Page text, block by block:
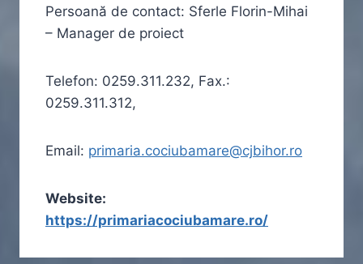
Persoană de contact: Sferle Florin-Mihai
– Manager de proiect
Telefon: 0259.311.232, Fax.:
0259.311.312,
Email: primaria.cociubamare@cjbihor.ro
Website:
https://primariacociubamare.ro/